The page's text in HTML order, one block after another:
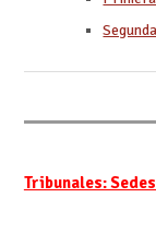
Tribunales: